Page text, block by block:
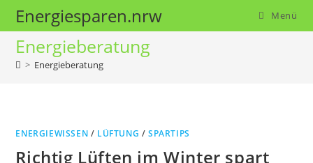
Zum
Inhalt
springen
Energiesparen.nrw Menü
Energieberatung
> Energieberatung
ENERGIEWISSEN / LÜFTUNG /SPARTIPS
Richtig Lüften im Winter spart